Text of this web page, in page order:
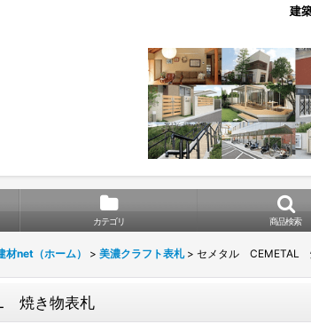
建
カテゴリ 商品検索
net（ホーム） > 美濃クラフト表札 > セメタル CEMETAL
焼き物表札